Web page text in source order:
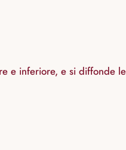
e inferiore, e si diffonde